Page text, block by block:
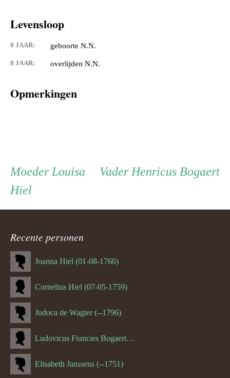
Levensloop
0 JAAR: geboorte N.N.
0 JAAR: overlijden N.N.
Opmerkingen
Persoon
ouder
navigatie
Vader Vader
Henricus Bogaert
Moeder Moeder
Louisa
Hiel
Recente personen
Joanna Hiel (01-08-1760)
Cornelius Hiel (07-05-1759)
Judoca de Wagter (--1796)
Ludovicus Francies Bogaert (--1825)
Elisabeth Janssens (--1751)